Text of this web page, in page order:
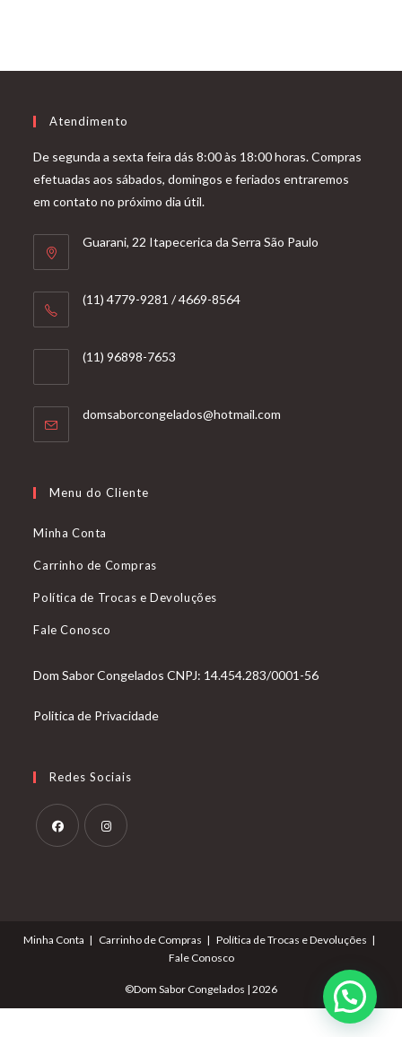
Atendimento
De segunda a sexta feira dás 8:00 às 18:00 horas. Compras
efetuadas aos sábados, domingos e feriados entraremos
em contato no próximo dia útil.
Guarani, 22 Itapecerica da Serra São Paulo
(11) 4779-9281 / 4669-8564
(11) 96898-7653
domsaborcongelados@hotmail.com
Menu do Cliente
Minha Conta
Carrinho de Compras
Política de Trocas e Devoluções
Fale Conosco
Dom Sabor Congelados CNPJ: 14.454.283/0001-56
Politica de Privacidade
Redes Sociais
aba
aba
Minha Conta Carrinho de Compras
Política de Trocas e Devoluções
Fale Conosco
©Dom Sabor Congelados | 2026